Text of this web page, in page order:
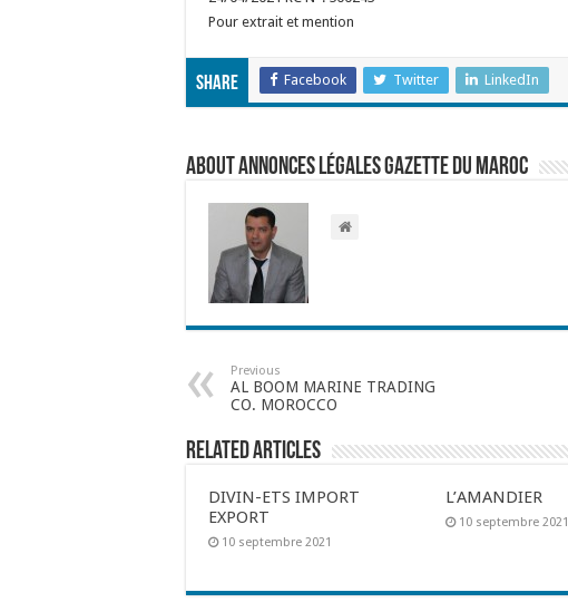
Pour extrait et mention
Share Facebook Twitter LinkedIn
About Annonces légales Gazette du Maroc
Previous
AL BOOM MARINE TRADING
CO. MOROCCO
Related Articles
DIVIN-ETS IMPORT
EXPORT
10 septembre 2021
L’AMANDIER
10 septembre 2021